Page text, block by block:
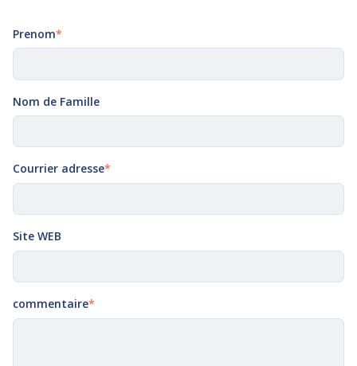
Prenom*
Nom de Famille
Courrier adresse*
Site WEB
commentaire*